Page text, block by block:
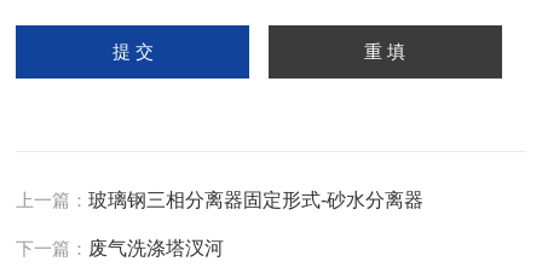
上一篇：玻璃钢三相分离器固定形式-砂水分离器
下一篇： 废气洗涤塔汊河